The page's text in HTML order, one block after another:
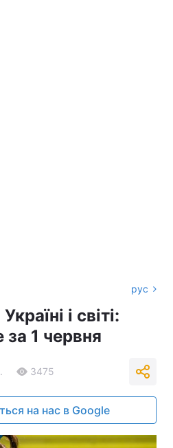
рус
і світі:
1 червня
3475
на нас в Google